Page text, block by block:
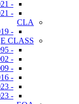
- 2014-2021 (W205)
- 2021+ (W206)
CLA
- 2019+ (C118)
E CLASS
- 1984-1995 (W124)
- 1995-2002 (W210)
- 2002-2009 (W211)
- 2009-2016 (W212)
- 2016-2023 (W213)
- 2023+ (W214)